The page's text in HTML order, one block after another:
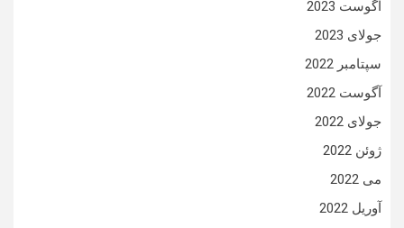
آگوست 2023
جولای 2023
سپتامبر 2022
آگوست 2022
جولای 2022
ژوئن 2022
می 2022
آوریل 2022